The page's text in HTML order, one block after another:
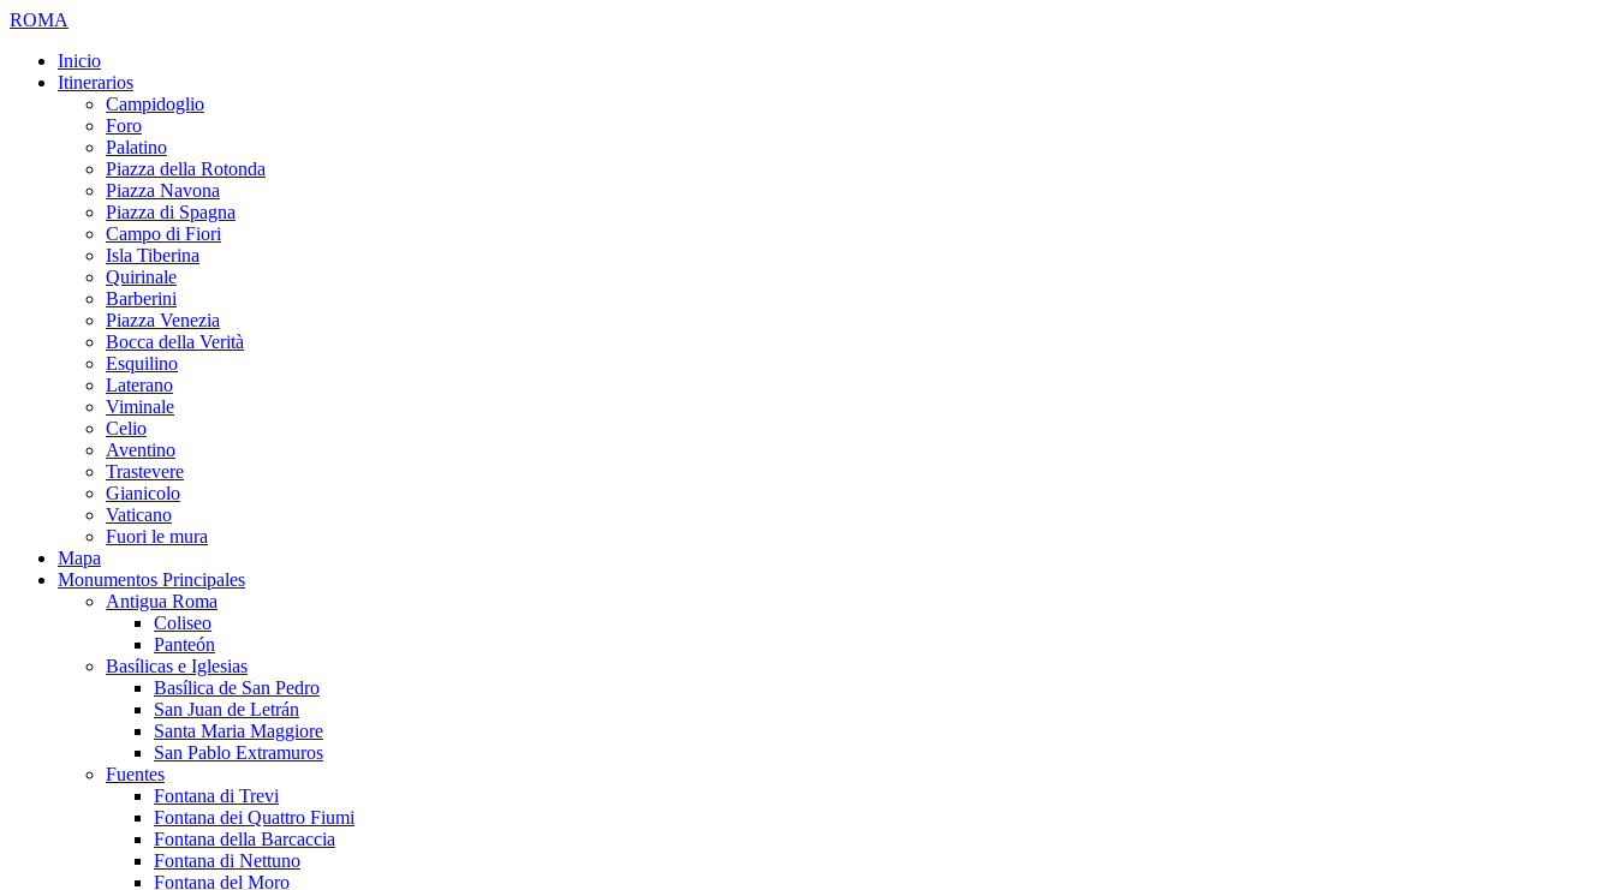
ROMA
Inicio
Itinerarios
Campidoglio
Foro
Palatino
Piazza della Rotonda
Piazza Navona
Piazza di Spagna
Campo di Fiori
Isla Tiberina
Quirinale
Barberini
Piazza Venezia
Bocca della Verità
Esquilino
Laterano
Viminale
Celio
Aventino
Trastevere
Gianicolo
Vaticano
Fuori le mura
Mapa
Monumentos Principales
Antigua Roma
Coliseo
Panteón
Basílicas e Iglesias
Basílica de San Pedro
San Juan de Letrán
Santa Maria Maggiore
San Pablo Extramuros
Fuentes
Fontana di Trevi
Fontana dei Quattro Fiumi
Fontana della Barcaccia
Fontana di Nettuno
Fontana del Moro